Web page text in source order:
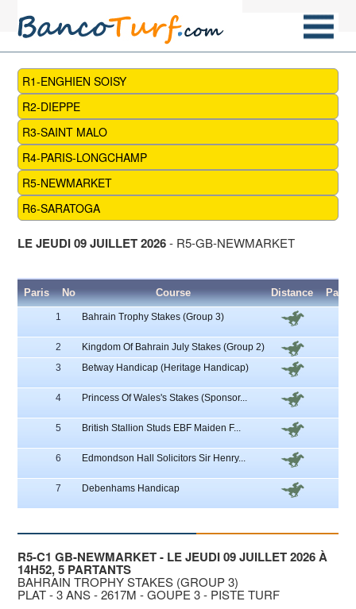
R1-ENGHIEN SOISY
R2-DIEPPE
R3-SAINT MALO
R4-PARIS-LONGCHAMP
R5-NEWMARKET
R6-SARATOGA
LE JEUDI 09 JUILLET 2026- R5-GB-NEWMARKET
Paris No Course Distance
1 Bahrain Trophy Stakes (Group 3)
2 Kingdom Of Bahrain July Stakes (Group 2)
3
Betway Handicap (Heritage Handicap)
4 Princess Of Wales's Stakes (Sponsor...
5 British Stallion Studs EBF Maiden F...
6 Edmondson Hall Solicitors Sir Henry...
7 Debenhams Handicap
R5-C1 GB-NEWMARKET - LE JEUDI 09 JUILLET 2026 À
14H52, 5 PARTANTS
BAHRAIN TROPHY STAKES (GROUP 3)
PLAT - 3 ANS - 2617M - GOUPE 3 - PISTE TURF